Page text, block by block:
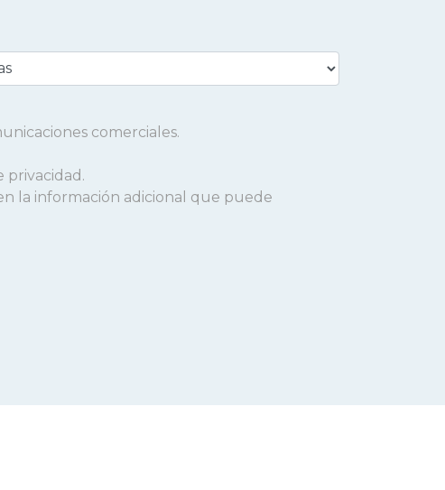
comerciales.
privacidad.
la información adicional que puede